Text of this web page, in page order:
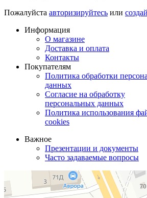
Пожалуйста авторизируйтесь или
Информация
О магазине
Доставка и оплата
Контакты
Покупателям
Политика обработки
данных
Согласие на обработку
персональных данных
Политика использования
cookies
Важное
Презентации и документы
Часто задаваемые вопросы